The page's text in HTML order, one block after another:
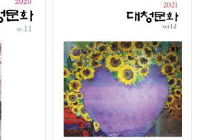
소장 :